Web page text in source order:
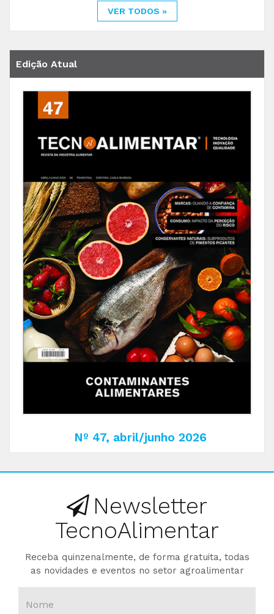
VER TODOS »
Edição Atual
Nº 47, abril/junho 2026
Newsletter
TecnoAlimentar
Receba quinzenalmente, de forma gratuita, todas
as novidades e eventos no setor agroalimentar